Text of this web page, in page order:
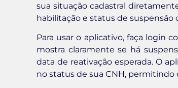
sua situação cadastral
habilitação e status de
Para usar o aplicativo, faça login
mostra claramente se há
data de reativação esperada. O
no status de sua CNH,